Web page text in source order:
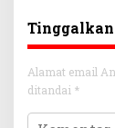
Alamat email
ditandai *